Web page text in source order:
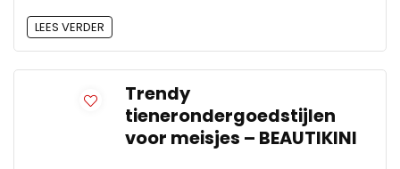
LEES VERDER
Trendy
tienerondergoedstijlen
voor meisjes – BEAUTIKINI